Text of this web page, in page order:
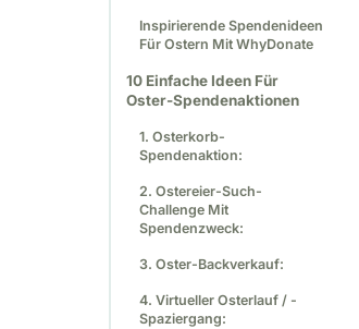
Inspirierende Spendenideen
Für Ostern Mit WhyDonate
10 Einfache Ideen Für
Oster-Spendenaktionen
1. Osterkorb-
Spendenaktion:
2. Ostereier-Such-
Challenge Mit
Spendenzweck:
3. Oster-Backverkauf:
4. Virtueller Osterlauf / -
Spaziergang: